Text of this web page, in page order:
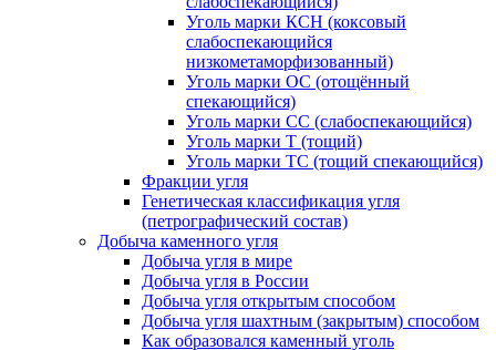
Уголь марки КСН (коксовый
слабоспекающийся
низкометаморфизованный)
Уголь марки ОС (отощённый
спекающийся)
Уголь марки СС (слабоспекающийся)
Уголь марки Т (тощий)
Уголь марки ТС (тощий спекающийся)
Фракции угля
Генетическая классификация угля
(петрографический состав)
Добыча каменного угля
Добыча угля в мире
Добыча угля в России
Добыча угля открытым способом
Добыча угля шахтным (закрытым) способом
Как образовался каменный уголь